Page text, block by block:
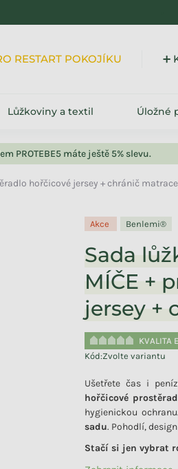
PROTEBE5 máte ještě 5% slevu.
RESTART POKOJÍKU ➕
Lůžkoviny a textil Úložné
hořčicové jersey + chránič matrace
Akce Benlemi®
Sada
MÍČE +
jersey +
KVALITA
Kód:Zvolte variantu
Ušetřete čas i
hořčicové
hygienickou
sadu. Pohodlí,
Stačí si jen vybrat